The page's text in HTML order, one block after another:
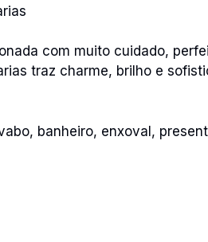
com muito cuidado,
traz charme, brilho e
banheiro, enxoval,